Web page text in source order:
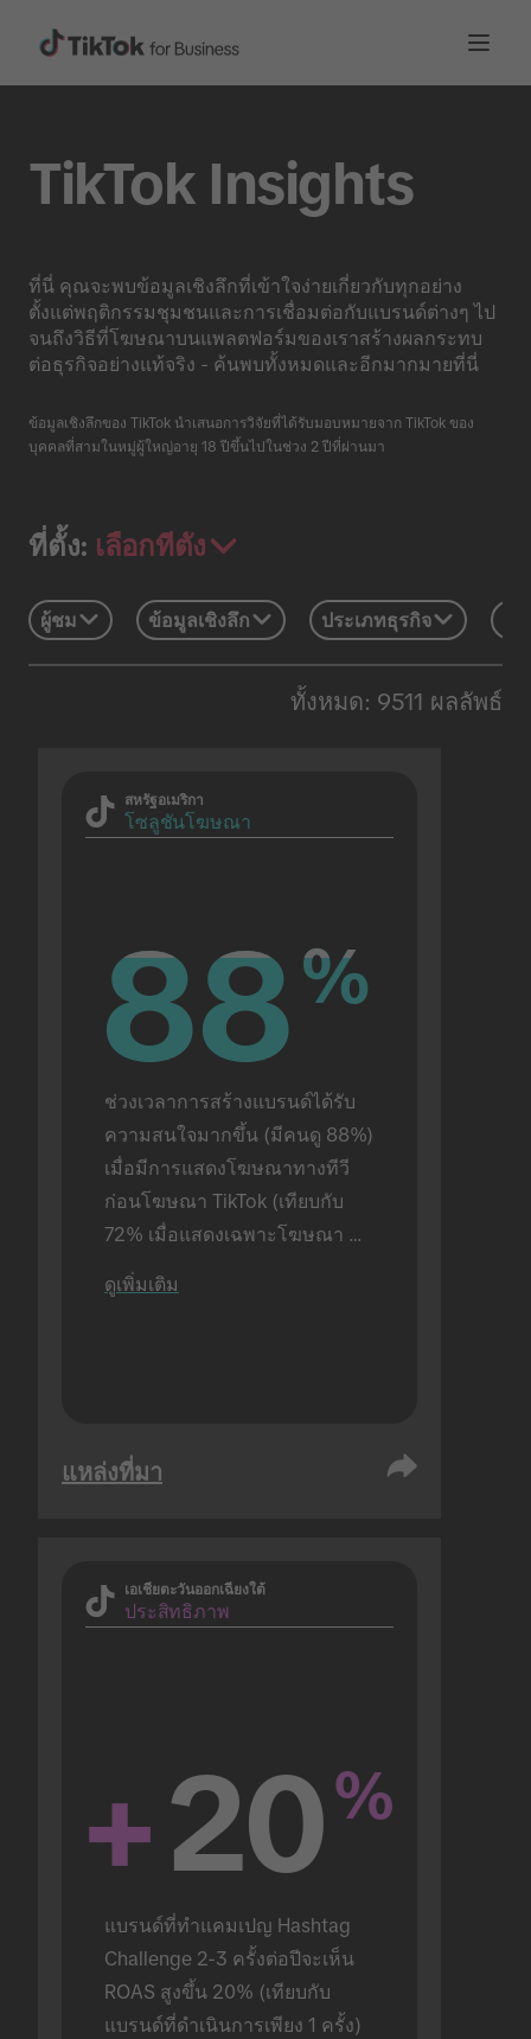
TikTok Insights
ที่นี่ คุณจะพบข้อมูลเชิงลึกที่เข้าใจง่ายเกี่ยวกับทุกอย่าง
ตั้งแต่พฤติกรรมชุมชนและการเชื่อมต่อกับแบรนด์ต่างๆ ไป
จนถึงวิธีที่โฆษณาบนแพลตฟอร์มของเราสร้างผลกระทบ
ต่อธุรกิจอย่างแท้จริง - ค้นพบทั้งหมดและอีกมากมายที่นี่
ข้อมูลเชิงลึกของ TikTok นำเสนอการวิจัยที่ได้รับมอบหมายจาก TikTok ของ
บุคคลที่สามในหมู่ผู้ใหญ่อายุ 18 ปีขึ้นไปในช่วง 2 ปีที่ผ่านมา
ที่ตั้ง: เลือกที่ตั้ง
ผู้ชม ข้อมูลเชิงลึก ประเภทธุรกิจ
ทั้งหมด: 9511 ผลลัพธ์
สหรัฐอเมริกา
โซลูชันโฆษณา
88%
88%
ช่วงเวลาการสร้างแบรนด์ได้รับ
ความสนใจมากขึ้น (มีคนดู 88%)
เมื่อมีการแสดงโฆษณาทางทีวี
ก่อนโฆษณา TikTok (เทียบกับ
72% เมื่อแสดงเฉพาะโฆษณา
TikTok อย่างเดียว) ดำเนินการ
วิจัยกับผู้ใช้แบบเจอหน้ากัน
ดูเพิ่มเติม
แหล่งที่มา
เอเชียตะวันออกเฉียงใต้
ประสิทธิภาพ
+20%
แบรนด์ที่ทำแคมเปญ Hashtag
Challenge 2-3 ครั้งต่อปีจะเห็น
ROAS สูงขึ้น 20% (เทียบกับ
แบรนด์ที่ดำเนินการเพียง 1 ครั้ง)